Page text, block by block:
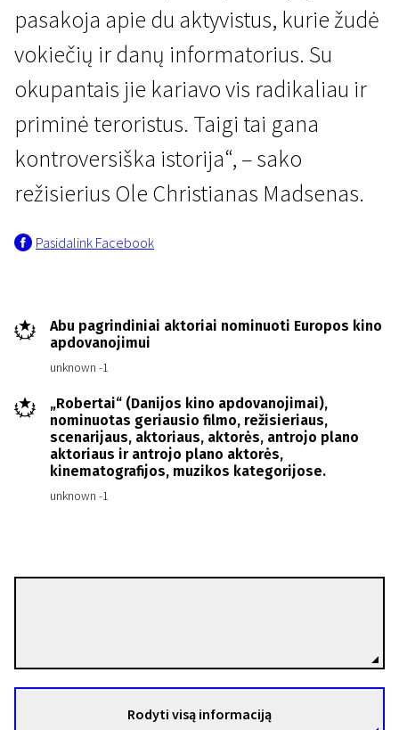
pasakoja apie du aktyvistus, kurie žudė
vokiečių ir danų informatorius. Su
okupantais jie kariavo vis radikaliau ir
priminė teroristus. Taigi tai gana
kontroversiška istorija“, – sako
režisierius Ole Christianas Madsenas.
Pasidalink Facebook
Abu pagrindiniai aktoriai nominuoti Europos kino
apdovanojimui
unknown -1
„Robertai“ (Danijos kino apdovanojimai),
nominuotas geriausio filmo, režisieriaus,
scenarijaus, aktoriaus, aktorės, antrojo plano
aktoriaus ir antrojo plano aktorės,
kinematografijos, muzikos kategorijose.
unknown -1
Rodyti visą informaciją